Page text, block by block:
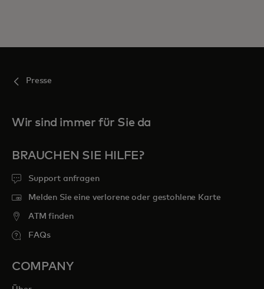
Presse
Wir sind immer für Sie da
BRAUCHEN SIE HILFE?
Support anfragen
Melden Sie eine verlorene oder gestohlene Karte
ATM finden
FAQs
COMPANY